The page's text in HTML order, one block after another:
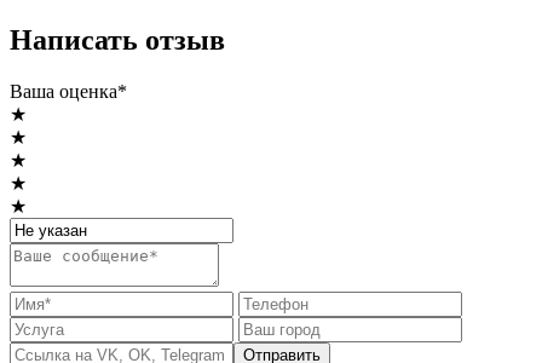
Написать отзыв
Ваша оценка*
★
★
★
★
★
Отправить